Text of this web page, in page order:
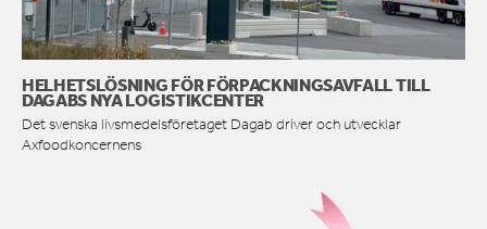
HELHETSLÖSNING FÖR FÖRPACKNINGSAVFALL TILL
DAGABS NYA LOGISTIKCENTER
Det svenska livsmedelsföretaget Dagab driver och utvecklar
Axfoodkoncernens